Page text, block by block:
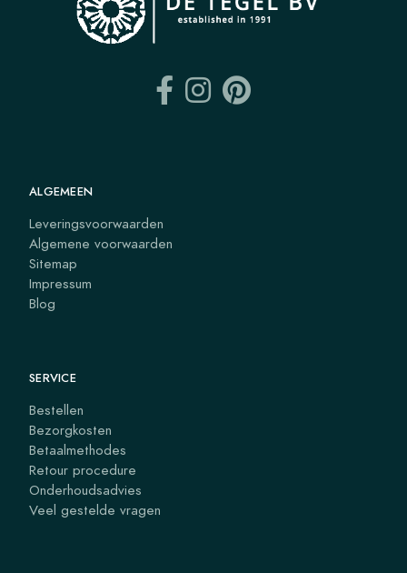
ALGEMEEN
Leveringsvoorwaarden
Algemene voorwaarden
Sitemap
Impressum
Blog
SERVICE
Bestellen
Bezorgkosten
Betaalmethodes
Retour procedure
Onderhoudsadvies
Veel gestelde vragen